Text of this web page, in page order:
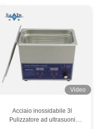
Video
Acciaio inossidabile 3l
Pulizzatore ad ultrasuoni